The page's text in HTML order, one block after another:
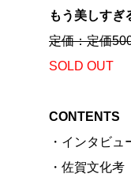
もう美しすぎ
定価：定価
SOLD OUT
CONTENTS
・インタビ
・佐賀文化考